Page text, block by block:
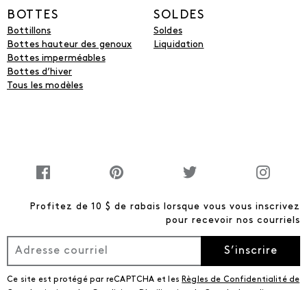
BOTTES
Bottillons
Bottes hauteur des genoux
Bottes imperméables
Bottes d’hiver
Tous les modèles
SOLDES
Soldes
Liquidation
Profitez de 10 $ de rabais lorsque vous vous inscrivez
pour recevoir nos courriels
S’inscrire
Ce site est protégé par reCAPTCHA et les Règles de Confidentialité de